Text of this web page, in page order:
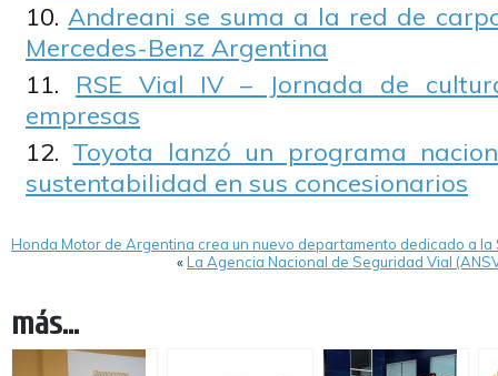
Andreani se suma a la red de
Mercedes-Benz Argentina
RSE Vial IV – Jornada de
empresas
Toyota lanzó un programa
sustentabilidad en sus concesionarios
Honda Motor de Argentina crea un nuevo departamento dedicado a la
«La Agencia Nacional de Seguridad Vial
más...